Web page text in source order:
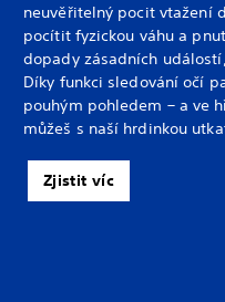
neuvěřitelný pocit vtažení
pocítit fyzickou váhu a
dopady zásadních
Díky funkci sledování očí
pouhým pohledem – a ve
můžeš s naší hrdinkou
Zjistit víc